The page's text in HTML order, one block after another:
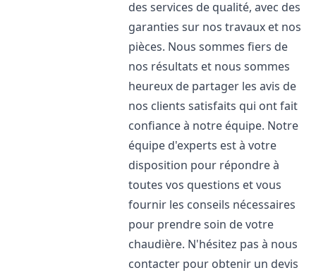
des services de qualité, avec des
garanties sur nos travaux et nos
pièces. Nous sommes fiers de
nos résultats et nous sommes
heureux de partager les avis de
nos clients satisfaits qui ont fait
confiance à notre équipe. Notre
équipe d'experts est à votre
disposition pour répondre à
toutes vos questions et vous
fournir les conseils nécessaires
pour prendre soin de votre
chaudière. N'hésitez pas à nous
contacter pour obtenir un devis